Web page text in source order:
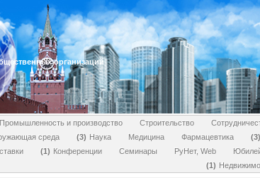
организаций
Промышленность и производство Строительство
среда 3 Наука Медицина Фармацевтика 3
1 Конференции Семинары РуНет, Web
1